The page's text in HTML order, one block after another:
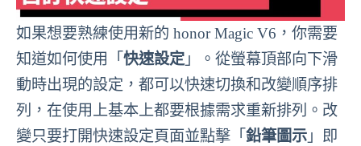
如果想要熟練使用新的 honor Magic V6，你需要
知道如何使用「 快速設定」。從螢幕頂部向下滑
動時出現的設定，都可以快速切換和改變順序排
列，在使用上基本上都要根據需求重新排列。改
變只要打開快速設定頁面並點擊「 鉛筆圖示 」即